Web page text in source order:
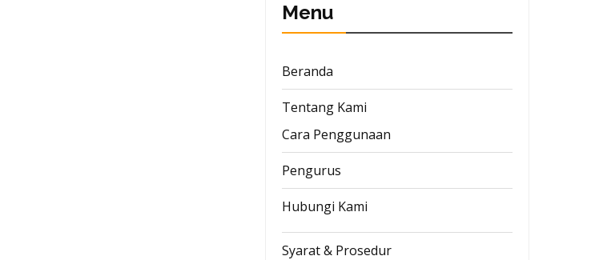
Menu
Beranda
Tentang Kami
Cara Penggunaan
Pengurus
Hubungi Kami
Syarat & Prosedur